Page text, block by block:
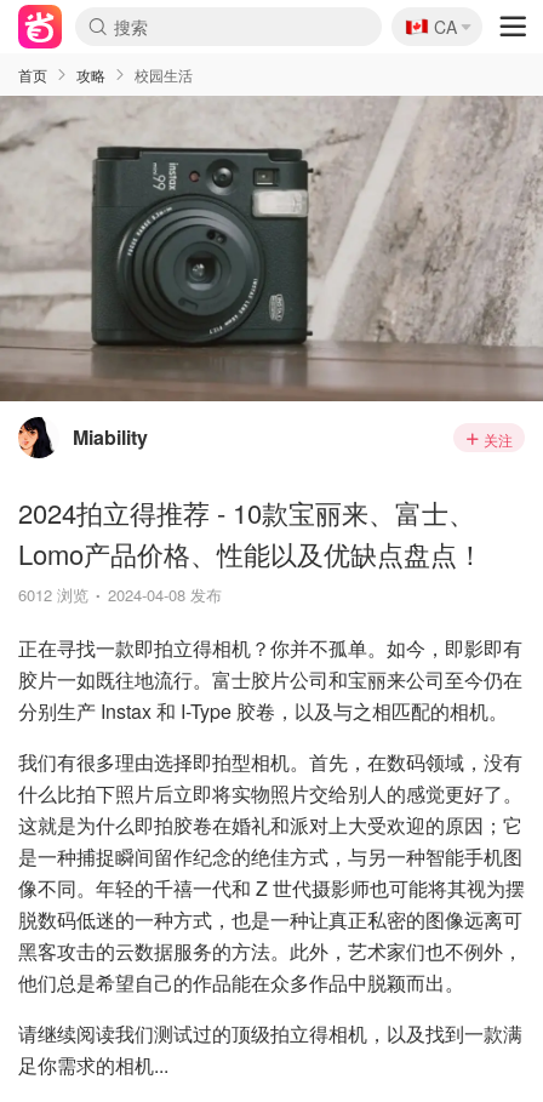
🇨🇦
CA
首页 攻略 校园生活
Miability 关注
2024拍立得推荐 - 10款宝丽来、富士、
Lomo产品价格、性能以及优缺点盘点！
6012 浏览 2024-04-08 发布
正在寻找一款即拍立得相机？你并不孤单。如今，即影即有
胶片一如既往地流行。富士胶片公司和宝丽来公司至今仍在
分别生产 Instax 和 I-Type 胶卷，以及与之相匹配的相机。
我们有很多理由选择即拍型相机。首先，在数码领域，没有
什么比拍下照片后立即将实物照片交给别人的感觉更好了。
这就是为什么即拍胶卷在婚礼和派对上大受欢迎的原因；它
是一种捕捉瞬间留作纪念的绝佳方式，与另一种智能手机图
像不同。年轻的千禧一代和 Z 世代摄影师也可能将其视为摆
脱数码低迷的一种方式，也是一种让真正私密的图像远离可
黑客攻击的云数据服务的方法。此外，艺术家们也不例外，
他们总是希望自己的作品能在众多作品中脱颖而出。
请继续阅读我们测试过的顶级拍立得相机，以及找到一款满
足你需求的相机...